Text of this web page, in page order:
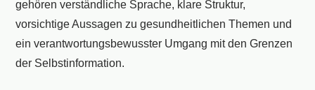
gehören verständliche Sprache, klare Struktur,
vorsichtige Aussagen zu gesundheitlichen Themen und
ein verantwortungsbewusster Umgang mit den Grenzen
der Selbstinformation.